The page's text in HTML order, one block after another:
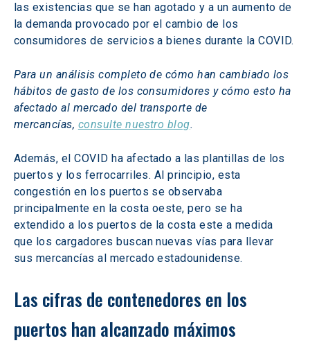
las existencias que se han agotado y a un aumento de
la demanda provocado por el cambio de los
consumidores de servicios a bienes durante la COVID.
Para un análisis completo de cómo han cambiado los
hábitos de gasto de los consumidores y cómo esto ha
afectado al mercado del transporte de
mercancías, consulte nuestro blog.
Además, el COVID ha afectado a las plantillas de los
puertos y los ferrocarriles. Al principio, esta
congestión en los puertos se observaba
principalmente en la costa oeste, pero se ha
extendido a los puertos de la costa este a medida
que los cargadores buscan nuevas vías para llevar
sus mercancías al mercado estadounidense.
Las cifras de contenedores en los
puertos han alcanzado máximos